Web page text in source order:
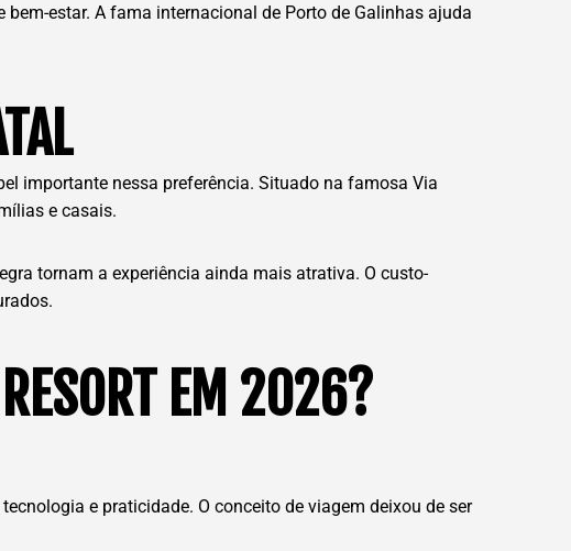
estar. A fama internacional de Porto de Galinhas ajuda
importante nessa preferência. Situado na famosa Via
e casais.
tornam a experiência ainda mais atrativa. O custo-
EM 2026?
e praticidade. O conceito de viagem deixou de ser